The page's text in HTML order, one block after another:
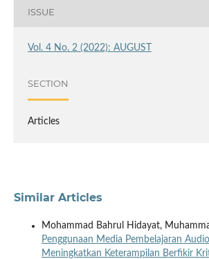
ISSUE
Vol. 4 No. 2 (2022): AUGUST
SECTION
Articles
Similar Articles
Mohammad Bahrul Hidayat,
Penggunaan Media Pembelajaran
Meningkatkan Keterampilan Berfikir